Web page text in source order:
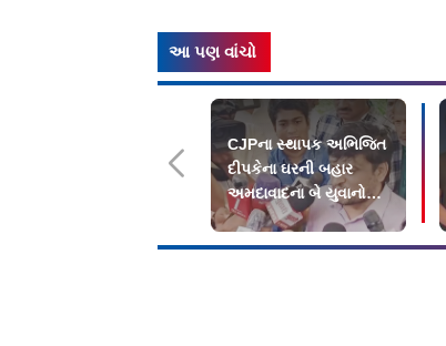
આ પણ વાંચો
CJPના સ્થાપક અભિજિત
દીપકેના ઘરની બહાર
અમદાવાદના બે યુવાનોનો
વિરોધ